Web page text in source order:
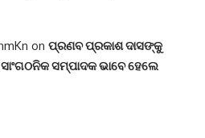
on ପ୍ରଣବ ପ୍ରକାଶ ଦାସଙ୍କୁ
ସମ୍ପାଦକ ଭାବେ ହେଲେ